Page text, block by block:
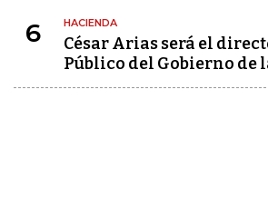
6 HACIENDA
César Arias será el
Público del Gobierno de